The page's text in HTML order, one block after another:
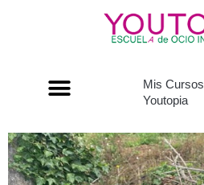
Mis Cursos
Youtopia